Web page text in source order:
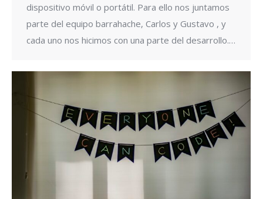
dispositivo móvil o portátil. Para ello nos juntamos
parte del equipo barrahache, Carlos y Gustavo , y
cada uno nos hicimos con una parte del desarrollo.…